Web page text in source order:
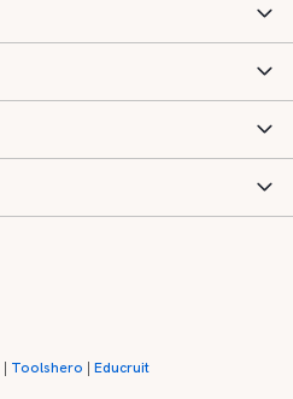
| Toolshero |Educruit